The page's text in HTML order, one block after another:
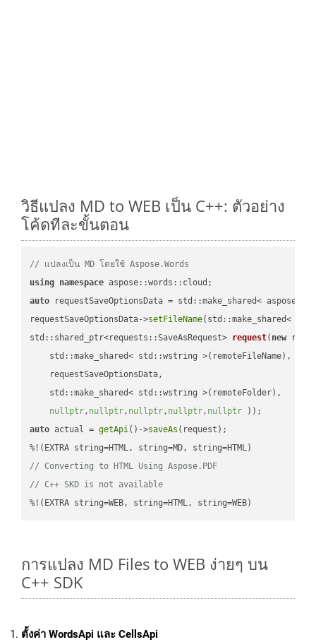
วิธีแปลง MD to WEB เป็น C++: ตัวอย่าง
โค้ดทีละขั้นตอน
// แปลงเป็น MD โดยใช้ Aspose.Words
using namespace
auto requestSaveOptionsData = std::make_shared<
requestSaveOptionsData->setFileName(std::make_shared<
std::shared_ptr<requests::SaveAsRequest> request( new
    std::make_shared< std::wstring >(remoteFileName),
    requestSaveOptionsData,
    std::make_shared< std::wstring >(remoteFolder),
nullptr, nullptr, nullptr, nullptr, nullptr ))
auto actual = getApi()->saveAs (request);
// Converting to HTML Using Aspose.PDF
// C++ SKD is not available
%!(EXTRA string=WEB, string=HTML, string=WEB)
การแปลง MD Files to WEB ง่ายๆ บน
C++ SDK
ตั้งค่า WordsApi และ CellsApi